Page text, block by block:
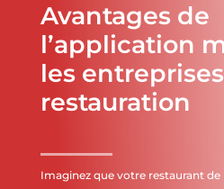
Avantages de
l’application
les
restauration
Imaginez que votre restaurant